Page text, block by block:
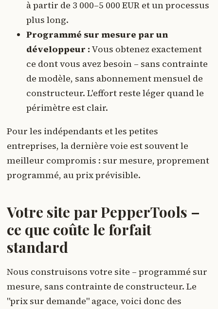
à partir de 3 000–5 000 EUR et un processus
plus long.
Programmé sur mesure par un
développeur : Vous obtenez exactement
ce dont vous avez besoin – sans contrainte
de modèle, sans abonnement mensuel de
constructeur. L'effort reste léger quand le
périmètre est clair.
Pour les indépendants et les petites
entreprises, la dernière voie est souvent le
meilleur compromis : sur mesure, proprement
programmé, au prix prévisible.
Votre site par PepperTools –
ce que coûte le forfait
standard
Nous construisons votre site – programmé sur
mesure, sans contrainte de constructeur. Le
"prix sur demande" agace, voici donc des